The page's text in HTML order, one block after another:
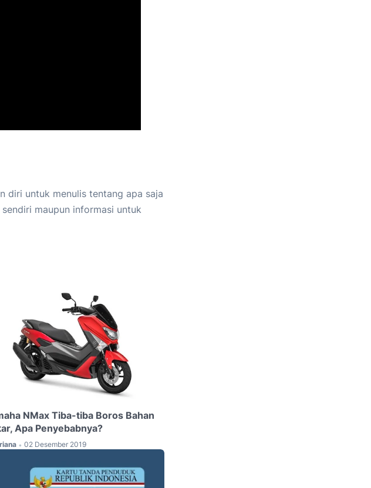
diri untuk menulis tentang apa saja
maupun informasi untuk
NMax Tiba-tiba Boros Bahan
Apa Penyebabnya?
• 02 Desember 2019